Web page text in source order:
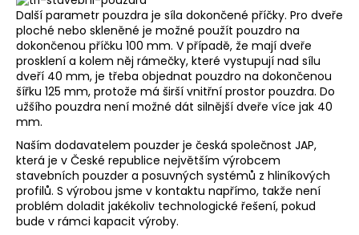
Další parametr pouzdra je síla dokončené příčky. Pro dveře
ploché nebo skleněné je možné použít pouzdro na
dokončenou příčku 100 mm. V případě, že mají dveře
prosklení a kolem něj rámečky, které vystupují nad sílu
dveří 40 mm, je třeba objednat pouzdro na dokončenou
šířku 125 mm, protože má širší vnitřní prostor pouzdra. Do
užšího pouzdra není možné dát silnější dveře více jak 40
mm.
Naším dodavatelem pouzder je česká společnost JAP,
která je v České republice největším výrobcem
stavebních pouzder a posuvných systémů z hliníkových
profilů. S výrobou jsme v kontaktu napřímo, takže není
problém doladit jakékoliv technologické řešení, pokud
bude v rámci kapacit výroby.
o
r
u
č
u
j
e
m
e